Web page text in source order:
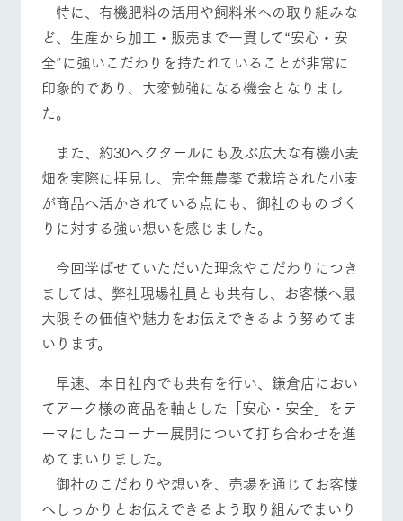
特に、有機肥料の活用や飼料米への取り組みな
ど、生産から加工・販売まで一貫して“安心・安
全”に強いこだわりを持たれていることが非常に
印象的であり、大変勉強になる機会となりまし
た。
また、約30ヘクタールにも及ぶ広大な有機小麦
畑を実際に拝見し、完全無農薬で栽培された小麦
が商品へ活かされている点にも、御社のものづく
りに対する強い想いを感じました。
今回学ばせていただいた理念やこだわりにつき
ましては、弊社現場社員とも共有し、お客様へ最
大限その価値や魅力をお伝えできるよう努めてま
いります。
早速、本日社内でも共有を行い、鎌倉店におい
てアーク様の商品を軸とした「安心・安全」をテ
ーマにしたコーナー展開について打ち合わせを進
めてまいりました。
御社のこだわりや想いを、売場を通じてお客様
へしっかりとお伝えできるよう取り組んでまいり